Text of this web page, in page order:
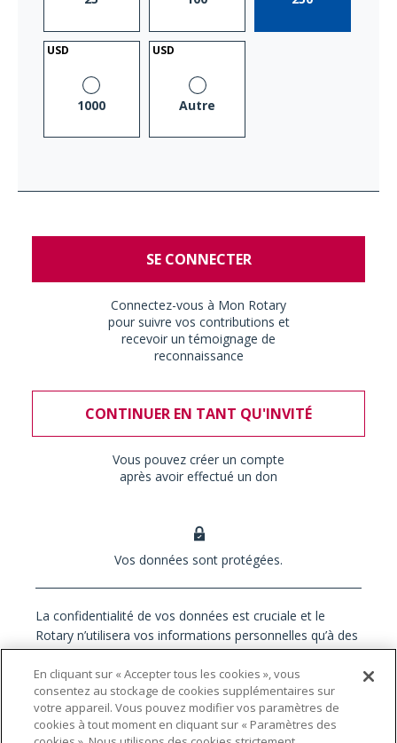
En cliquant sur « Accepter tous les cookies », vous
consentez au stockage de cookies supplémentaires sur
votre appareil. Vous pouvez modifier vos paramètres de
cookies à tout moment en cliquant sur « Paramètres des